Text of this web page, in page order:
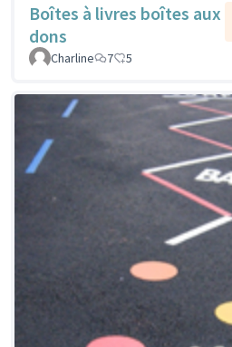
Boîtes à livres boîtes aux
dons
Charline
7 5